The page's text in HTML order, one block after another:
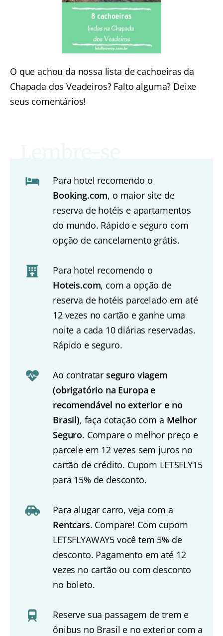
O que achou da nossa lista de cachoeiras da
Chapada dos Veadeiros? Falto alguma? Deixe
seus comentários!
Para hotel recomendo o
Booking.com, o maior site de
reserva de hotéis e apartamentos
do mundo. Rápido e seguro com
opção de cancelamento grátis.
Para hotel recomendo o
Hoteis.com, com a opção de
reserva de hotéis parcelado em até
12 vezes no cartão e ganhe uma
noite a cada 10 diárias reservadas.
Rápido e seguro.
Ao contratar seguro viagem
(obrigatório na Europa e
recomendável no exterior e no
Brasil), faça cotação com a Melhor
Seguro. Compare o melhor preço e
parcele em 12 vezes sem juros no
cartão de crédito. Cupom LETSFLY15
para 15% de desconto.
Para alugar carro, veja com a
Rentcars. Compare! Com cupom
LETSFLYAWAY5 você tem 5% de
desconto. Pagamento em até 12
vezes no cartão ou com desconto
no boleto.
Reserve sua passagem de trem e
ônibus no Brasil e no exterior com a